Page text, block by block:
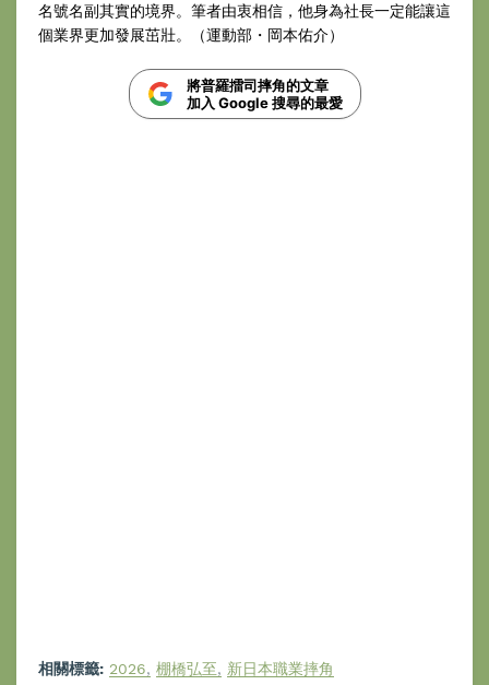
名號名副其實的境界。筆者由衷相信，他身為社長一定能讓這
個業界更加發展茁壯。（運動部・岡本佑介）
將普羅擂司摔角的文章
加入 Google 搜尋的最愛
相關標籤: 2026 棚橋弘至 新日本職業摔角